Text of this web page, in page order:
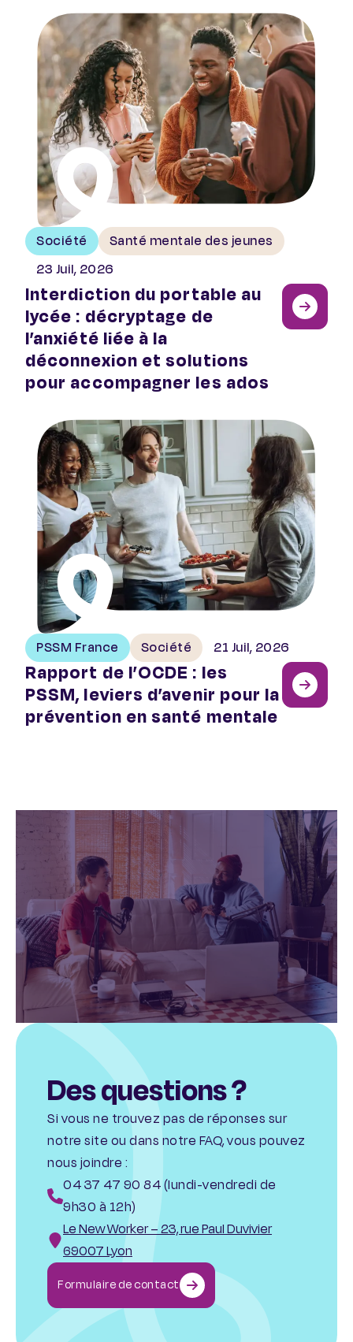
Société
Santé mentale des jeunes
23 Juil, 2026
Interdiction du portable au
lycée : décryptage de
l’anxiété liée à la
déconnexion et solutions
pour accompagner les ados
Interdiction du portable au lycée : décryptage de
PSSM France Société 21 Juil, 2026
Rapport de l’OCDE : les
PSSM, leviers d’avenir pour la
prévention en santé mentale
Rapport de l’OCDE : les PSSM, leviers d’avenir pour
Des questions ?
Si vous ne trouvez pas de réponses sur
notre site ou dans notre FAQ, vous pouvez
nous joindre :
04 37 47 90 84 (lundi-vendredi de
9h30 à 12h)
Le New Worker – 23, rue Paul Duvivier
69007 Lyon
Formulaire de contact